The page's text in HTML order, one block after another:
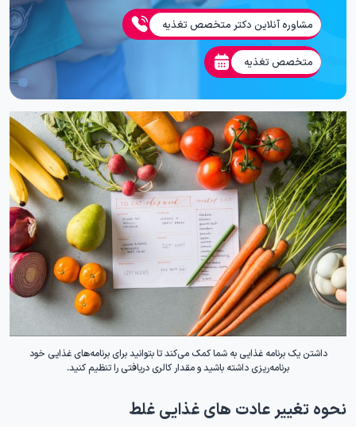
مشاوره آنلاین دکتر متخصص تغذیه
متخصص تغذیه
داشتن یک برنامه غذایی به شما کمک می‌کند تا بتوانید برای برنامه‌های غذایی خود
برنامه‌ریزی داشته باشید و مقدار کالری دریافتی را تنظیم کنید.
نحوه تغییر عادت های غذایی غلط